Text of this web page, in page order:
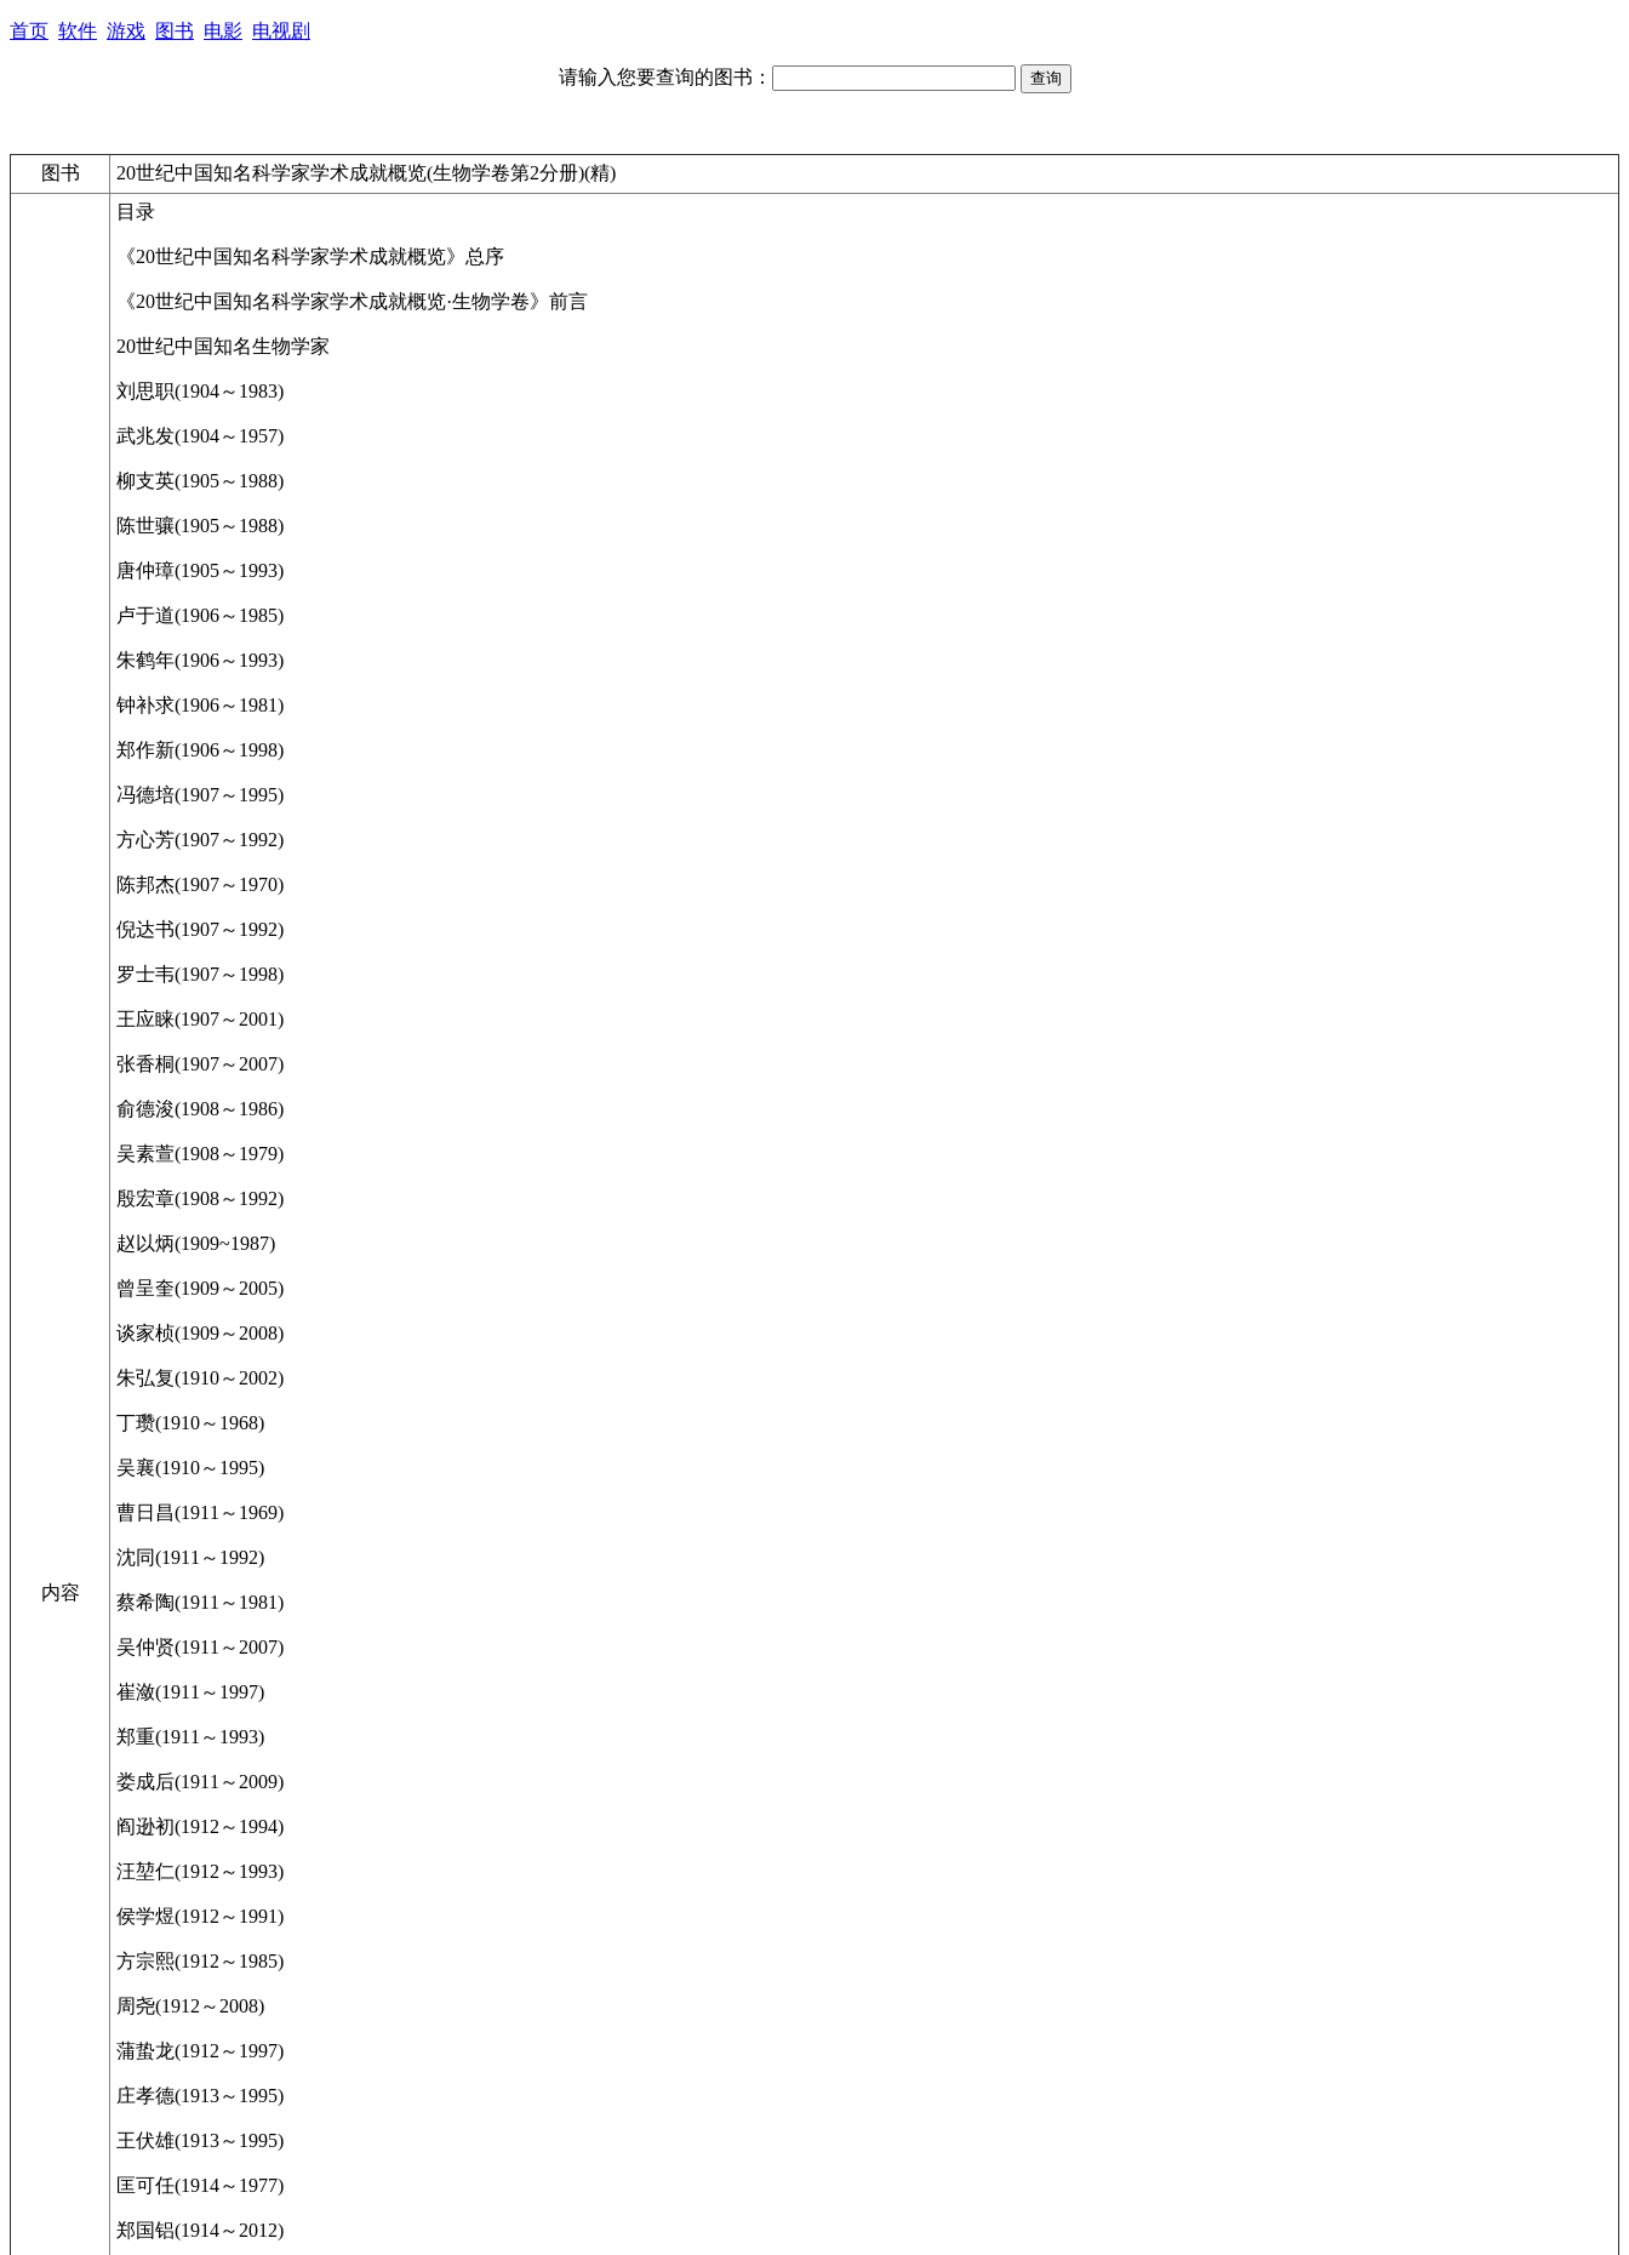
首页 软件 游戏 图书 电影 电视剧
请输入您要查询的图书：
图书 20世纪中国知名科学家学术成就概览(生物学卷第2分册)(精)
内容
目录
《20世纪中国知名科学家学术成就概览》总序
《20世纪中国知名科学家学术成就概览·生物学卷》前言
20世纪中国知名生物学家
刘思职(1904～1983)
武兆发(1904～1957)
柳支英(1905～1988)
陈世骧(1905～1988)
唐仲璋(1905～1993)
卢于道(1906～1985)
朱鹤年(1906～1993)
钟补求(1906～1981)
郑作新(1906～1998)
冯德培(1907～1995)
方心芳(1907～1992)
陈邦杰(1907～1970)
倪达书(1907～1992)
罗士韦(1907～1998)
王应睐(1907～2001)
张香桐(1907～2007)
俞德浚(1908～1986)
吴素萱(1908～1979)
殷宏章(1908～1992)
赵以炳(1909~1987)
曾呈奎(1909～2005)
谈家桢(1909～2008)
朱弘复(1910～2002)
丁瓒(1910～1968)
吴襄(1910～1995)
曹日昌(1911～1969)
沈同(1911～1992)
蔡希陶(1911～1981)
吴仲贤(1911～2007)
崔潋(1911～1997)
郑重(1911～1993)
娄成后(1911～2009)
阎逊初(1912～1994)
汪堃仁(1912～1993)
侯学煜(1912～1991)
方宗熙(1912～1985)
周尧(1912～2008)
蒲蛰龙(1912～1997)
庄孝德(1913～1995)
王伏雄(1913～1995)
匡可任(1914～1977)
郑国铝(1914～2012)